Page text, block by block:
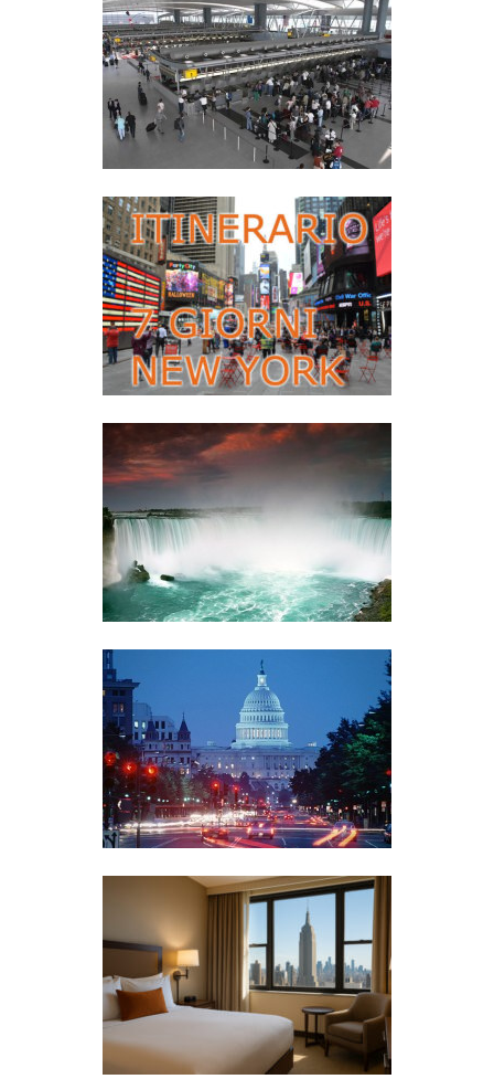
TRASFERIMENTO DA AEROPORTO
JFK AL CENTRO CITTÀ
Leggi
ITINERARIO DI 7 GIORNI A NEW
YORK
112 Leggi
LE CASCATE DEL NIAGARA DA
97 Leggi
TOUR WASHINGTON DA NEW
14 Leggi
69 Leggi